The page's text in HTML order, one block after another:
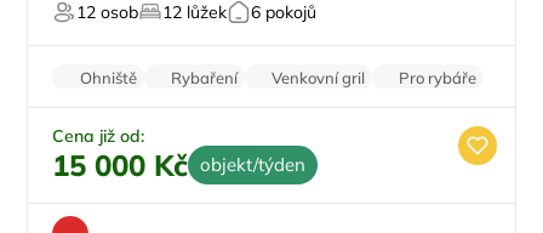
U lesa
12 osob 12 lůžek 6 pokojů
Ohniště Rybaření Venkovní gril
Pro rybáře
Zvířata povolena
Cena již od:
15 000 Kč objekt/týden